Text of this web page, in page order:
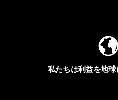
私たちは利益を地球